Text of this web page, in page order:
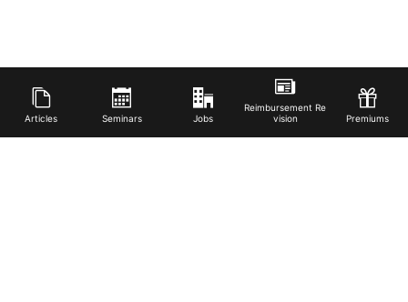
Articles Seminars Jobs
Reimbursement Re
vision
Premiums